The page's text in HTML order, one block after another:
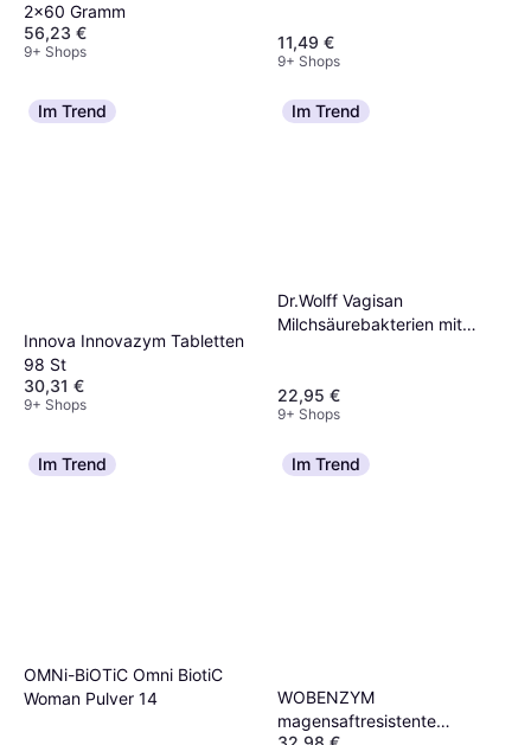
2x60 Gramm
56,23 €
9+ Shops 11,49 €
9+ Shops
Im Trend
Innova Innovazym Tabletten
98 St
30,31 €
9+ Shops
Im Trend
Dr.Wolff Vagisan
Milchsäurebakterien mit
22,95 €
9+ Shops
Im Trend
OMNi-BiOTiC Omni BiotiC
Woman Pulver 14
Im Trend
WOBENZYM
magensaftresistente